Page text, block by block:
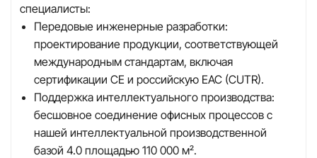
специалисты:
Передовые инженерные разработки:
проектирование продукции, соответствующей
международным стандартам, включая
сертификации CE и российскую EAC (CUTR).
Поддержка интеллектуального производства:
бесшовное соединение офисных процессов с
нашей интеллектуальной производственной
базой 4.0 площадью 110 000 м².